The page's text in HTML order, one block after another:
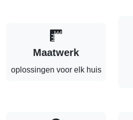
Maatwerk
oplossingen voor elk huis